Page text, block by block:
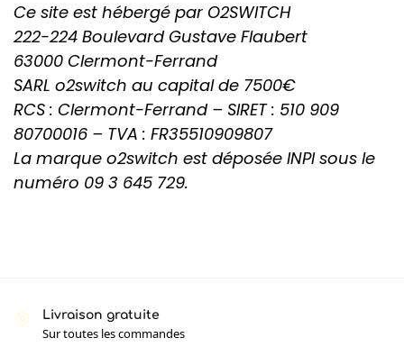
Ce site est hébergé par O2SWITCH
222-224 Boulevard Gustave Flaubert
63000 Clermont-Ferrand
SARL o2switch au capital de 7500€
RCS : Clermont-Ferrand – SIRET : 510 909
80700016 – TVA : FR35510909807
La marque o2switch est déposée INPI sous le
numéro 09 3 645 729.
Livraison gratuite
Sur toutes les commandes